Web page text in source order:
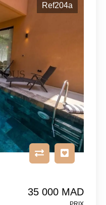
Ref204a
35 000 MAD